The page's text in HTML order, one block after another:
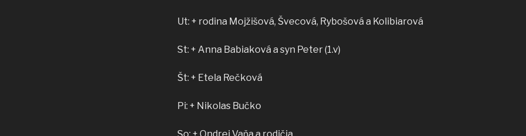
Ut: + rodina Mojžišová, Švecová, Rybošová a Kolibiarová
St: + Anna Babiaková a syn Peter (1.v)
Št: + Etela Rečková
Pi: + Nikolas Bučko